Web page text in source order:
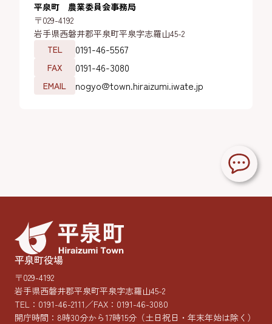
平泉町 農業委員会事務局
〒029-4192
岩手県西磐井郡平泉町平泉字志羅山45-2
TEL
0191-46-5567
FAX 0191-46-3080
EMAIL nogyo@town.hiraizumi.iwate.jp
平泉町役場
〒029-4192
岩手県西磐井郡平泉町平泉字志羅山45-2
TEL： 0191-46-2111／FAX：0191-46-3080
開庁時間：8時30分から17時15分 （土日祝日・年末年始は除く）